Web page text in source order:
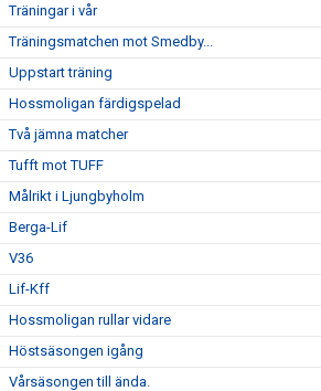
Träningar i vår
Träningsmatchen mot Smedby...
Uppstart träning
Hossmoligan färdigspelad
Två jämna matcher
Tufft mot TUFF
Målrikt i Ljungbyholm
Berga-Lif
V36
Lif-Kff
Hossmoligan rullar vidare
Höstsäsongen igång
Vårsäsongen till ända.